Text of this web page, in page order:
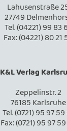
Lahusenstraße
27749
Tel. (04221) 99 83
Fax: (04221) 80 21
K&L Verlag
Zeppelinstr. 2
76185 Karlsruhe
Tel. (0721) 95 97 59
Fax: (0721) 95 97